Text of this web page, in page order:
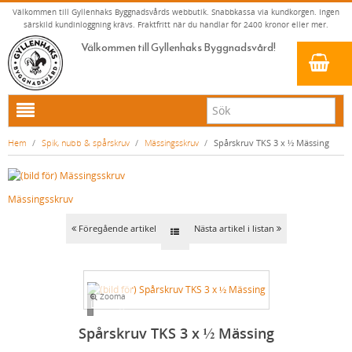
Välkommen till Gyllenhaks Byggnadsvårds webbutik. Snabbkassa via kundkorgen. Ingen
särskild kundinloggning krävs. Fraktfritt när du handlar för 2400 kronor eller mer.
Välkommen till Gyllenhaks Byggnadsvård!
HEM
LINOLJEFÄRG & SLAMFÄRG MED MERA
GRÅ KULÖRER
GULA KULÖRER
RÖDA KULÖRER
GRÖNA KULÖRER
FALU RÖDFÄRG (SLAMFÄRGER)
KONSTNÄRSFÄRGER
GULT/ORANGE
LACK, LASYRER, FERNISSOR & OLJOR
LINOLJESÅPA OCH MÅLARTVÄTT
STORVÄSTAR
JACKOR, ANORAKER OCH BUSSARONGER
KÖKSBLANDARE
TVÄTTSTÄLLSBLANDARE
BADKARSBLANDARE
DUSCHAR OCH DUSCHBLANDARE
INNERDÖRRSHANDTAG
DÖRRHANDTAG MÄSSING (INNERDÖRR)
DÖRRHANDTAG NICKEL (INNERDÖRR)
DÖRRHANDTAG LÅNGSKYLT MÄSSING
YTTERDÖRRSHANDTAG
HANDTAG YTTERDÖRR OVAL CYLINDER
HANDTAG YTTERDÖRR (ASSA 2000)
KLASSISKA SPANJOLETTHANDTAG
KLASSISKA SPANJOLETTHANDTAG
FÖNSTERBESLAG & FÖNSTERVERKTYG
Hem / Spik, nubb & spårskruv / Mässingsskruv / Spårskruv TKS 3 x ½ Mässing
Mässingsskruv
Föregående artikel Nästa artikel i listan
Loading...
Zooma
Spårskruv TKS 3 x ½ Mässing